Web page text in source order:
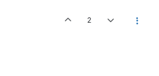
2